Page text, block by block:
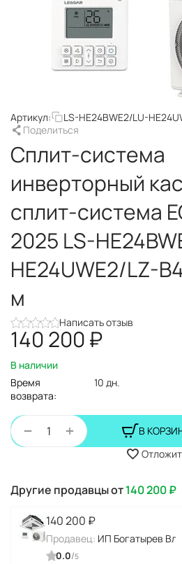
Артикул:
LS-HE24BWE2/LU-
Поделиться
Сплит-система
инверторный
сплит-система
2025 LS-
HE24UWE2/LZ-
м
Написать отзыв
140 200₽
В наличии
Время
возврата:
10 дн.
+
−
В
Другие продавцы от140 200₽
140 200 ₽
Продавец: ИП Богатырев
0.0/5